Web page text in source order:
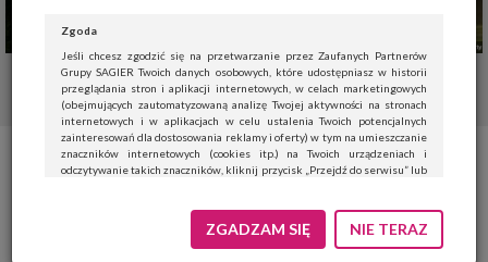
Zgoda
Jeśli chcesz zgodzić się na przetwarzanie przez Zaufanych Partnerów
Grupy SAGIER Twoich danych osobowych, które udostępniasz w historii
przeglądania stron i aplikacji internetowych, w celach marketingowych
(obejmujących zautomatyzowaną analizę Twojej aktywności na stronach
internetowych i w aplikacjach w celu ustalenia Twoich potencjalnych
zainteresowań dla dostosowania reklamy i oferty) w tym na umieszczanie
znaczników internetowych (cookies itp.) na Twoich urządzeniach i
odczytywanie takich znaczników, kliknij przycisk „Przejdź do serwisu” lub
Jeśli nie chcesz wyrazić zgody, kliknij „Nie teraz”.
Wyrażenie zgody jest dobrowolne. Możesz edytować zakres zgody, w tym
ZGADZAM SIĘ NIE TERAZ
Maciej Zień świętuje 25-lecie
swojej marki kolekcją „Black and
White Symphony”